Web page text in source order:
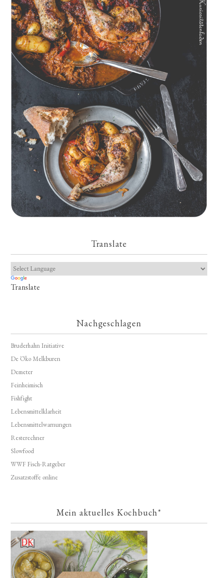
Geschmorte Hähnchenschenkel auf Paprikakraut und kleinen
Kartoffeln
Translate
Translate
Nachgeschlagen
Bruderhahn Initiative
De Öko Melkburen
Demeter
Feinheimisch
Fishfight
Lebensmittelklarheit
Lebensmittelwarnungen
Resterechner
Slowfood
WWF Fisch-Ratgeber
Zusatzstoffe online
Mein aktuelles Kochbuch*